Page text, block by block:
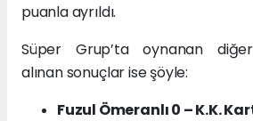
puanla ayrıldı.
Süper Grup’ta oynanan
alınan sonuçlar ise şöyle:
Fuzul Ömeranlı 0 – K.K.